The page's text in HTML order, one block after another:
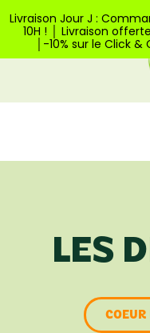
LES
COEUR
Livraison Jour J :
10H ! │ Livraison
│-10% sur le Click &